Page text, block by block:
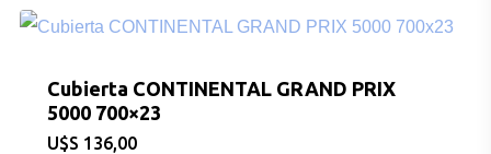
Cubierta CONTINENTAL GRAND PRIX
5000 700×23
$ 136,00